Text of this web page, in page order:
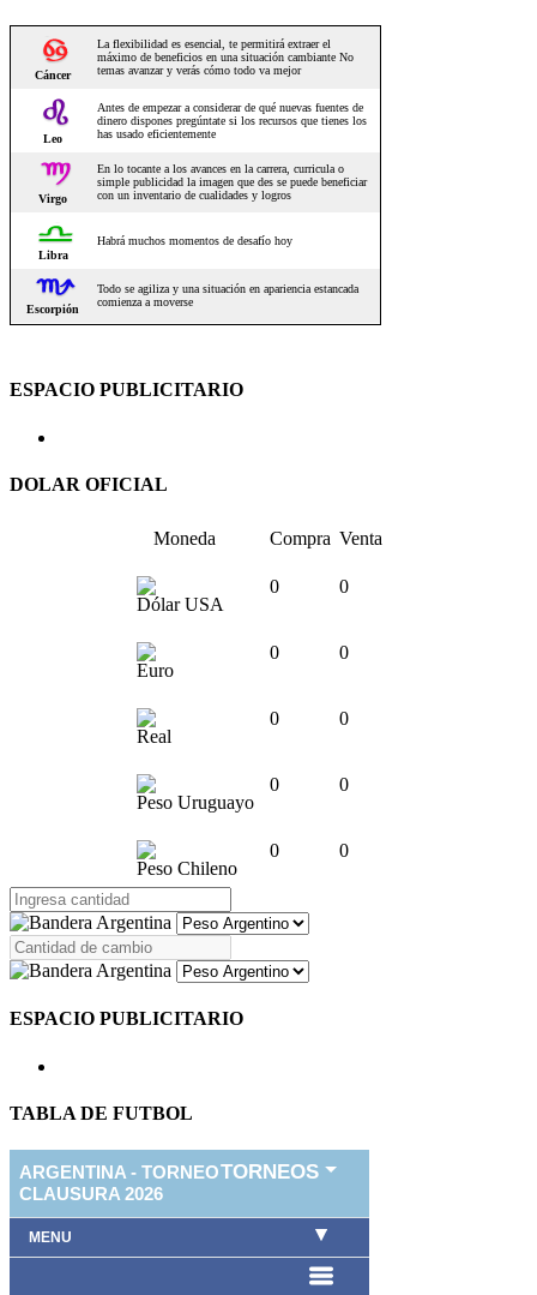
ESPACIO PUBLICITARIO
DOLAR OFICIAL
Moneda Compra Venta
Dólar USA
0 0
Euro
0 0
Real
0 0
Peso Uruguayo
0 0
Peso Chileno
0 0
ESPACIO PUBLICITARIO
TABLA DE FUTBOL